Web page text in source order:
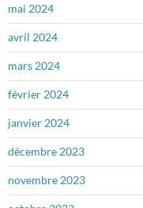
mai 2024
avril 2024
mars 2024
février 2024
janvier 2024
décembre 2023
novembre 2023